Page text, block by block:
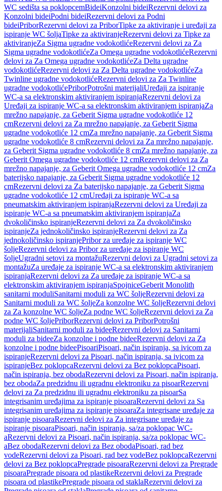
WC sedišta sa poklopcemBideiKonzolni bideiRezervni delovi za
Konzolni bideiPodni bideiRezervni delovi za Podni
bideiPriborRezervni delovi za PriborTipke za aktiviranje i uređaji za
ispiranje WC šoljaTipke za aktiviranjeRezervni delovi za Tipke za
aktiviranjeZa Sigma ugradne vodokotlićeRezervni delovi za Za
Sigma ugradne vodokotlićeZa Omega ugradne vodokotlićeRezervni
delovi za Za Omega ugradne vodokotlićeZa Delta ugradne
vodokotlićeRezervni delovi za Za Delta ugradne vodokotlićeZa
Twinline ugradne vodokotlićeRezervni delovi za Za Twinline
ugradne vodokotlićePriborPotrošni materijaliUređaji za ispiranje
WC-a sa elektronskim aktiviranjem ispiranjaRezervni delovi za
Uređaji za ispiranje WC-a sa elektronskim aktiviranjem ispiranjaZa
mrežno napajanje, za Geberit Sigma ugradne vodokotliće 12
cmRezervni delovi za Za mrežno napajanje, za Geberit Sigma
ugradne vodokotliće 12 cmZa mrežno napajanje, za Geberit Sigma
ugradne vodokotliće 8 cmRezervni delovi za Za mrežno napajanje,
za Geberit Sigma ugradne vodokotliće 8 cmZa mrežno napajanje, za
Geberit Omega ugradne vodokotliće 12 cmRezervni delovi za Za
mrežno napajanje, za Geberit Omega ugradne vodokotliće 12 cmZa
baterijsko napajanje, za Geberit Sigma ugradne vodokotliće 12
cmRezervni delovi za Za baterijsko napajanje, za Geberit Sigma
ugradne vodokotliće 12 cmUređaji za ispiranje WC-a sa
pneumatskim aktiviranjem ispiranjaRezervni delovi za Uređaji za
ispiranje WC-a sa pneumatskim aktiviranjem ispiranjaZa
dvokoličinsko ispiranjeRezervni delovi za Za dvokoličinsko
ispiranjeZa jednokoličinsko ispiranjeRezervni delovi za Za
jednokoličinsko ispiranjePribor za uređaje za ispiranje WC
šoljeRezervni delovi za Pribor za uređaje za ispiranje WC
šoljeUgradni setovi za montažuRezervni delovi za Ugradni setovi za
montažuZa uređaje za ispiranje WC-a sa elektronskim aktiviranjem
ispiranjaRezervni delovi za Za uređaje za ispiranje WC-a sa
elektronskim aktiviranjem ispiranjaSpojniceGeberit Monolith
sanitarni moduliSanitarni moduli za WC šoljeRezervni delovi za
Sanitarni moduli za WC šoljeZa konzolne WC šoljeRezervni delovi
za Za konzolne WC šoljeZa podne WC šoljeRezervni delovi za Za
podne WC šoljePriborRezervni delovi za PriborPotrošni
materijaliSanitarni moduli za bideeRezervni delovi za Sanitarni
moduli za bideeZa konzolne i podne bideeRezervni delovi za Za
konzolne i podne bideePisoariPisoari, način ispiranja, sa ivicom za
ispiranjeRezervni delovi za Pisoari, način ispiranja, sa ivicom za
ispiranjeBez poklopcaRezervni delovi za Bez poklopcaPisoari,
način ispiranja, bez obodaRezervni delovi za Pisoari, način ispiranja,
bez obodaZa predzidnu ili ugradnu elektroniku za pisoarRezervni
delovi za Za predzidnu ili ugradnu elektroniku za pisoarSa
integrisanim uređajima za ispiranje pisoaraRezervni delovi za Sa
integrisanim uređajima za ispiranje pisoaraZa integrisane uređaje za
ispiranje pisoaraRezervni delovi za Za integrisane uređaje za
ispiranje pisoaraPisoari, način ispiranja, sa/za poklopac WC-
aRezervni delovi za Pisoari, način ispiranja, sa/za poklopac WC-
aBez obodaRezervni delovi za Bez obodaPisoari, rad bez
vodeRezervni delovi za Pisoari, rad bez vodeBez poklopcaRezervni
delovi za Bez poklopcaPregrade pisoaraRezervni delovi za Pregrade
pisoaraPregrade pisoara od plastikeRezervni delovi za Pregrade
pisoara od plastikePregrade pisoara od staklaRezervni delovi za